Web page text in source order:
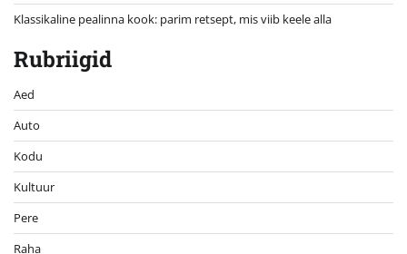
Klassikaline pealinna kook: parim retsept, mis viib keele alla
Rubriigid
Aed
Auto
Kodu
Kultuur
Pere
Raha